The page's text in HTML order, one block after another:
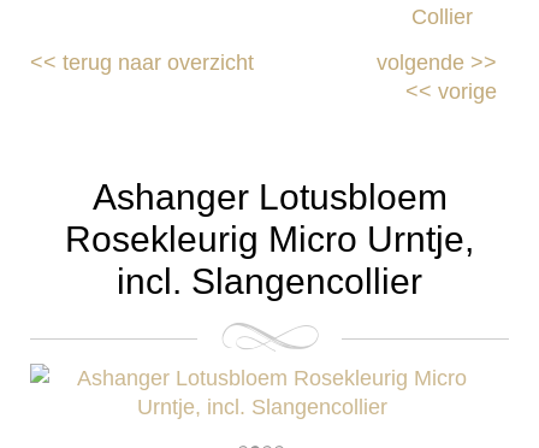
Collier
<<terug naar overzicht volgende>>
<< vorige
Ashanger Lotusbloem
Rosekleurig Micro Urntje,
incl. Slangencollier